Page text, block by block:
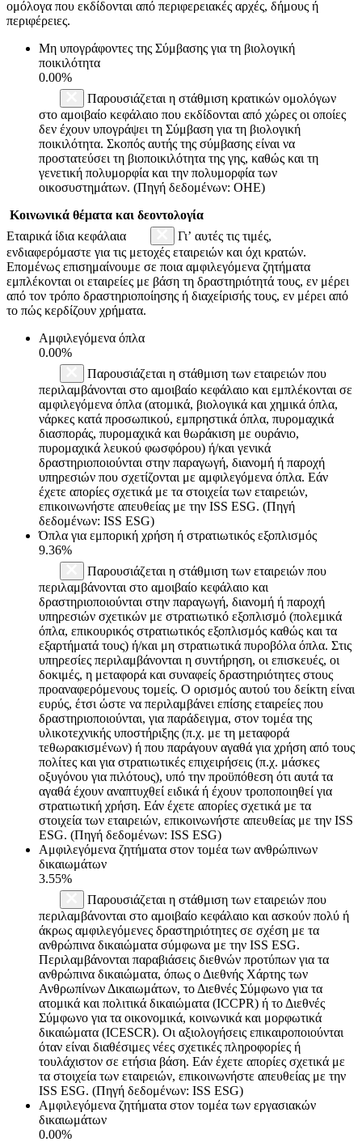
ομόλογα που εκδίδονται από περιφερειακές αρχές, δήμους ή
περιφέρειες.
Μη υπογράφοντες της Σύμβασης για τη βιολογική
ποικιλότητα
0.00%
Παρουσιάζεται η στάθμιση κρατικών ομολόγων
στο αμοιβαίο κεφάλαιο που εκδίδονται από χώρες οι οποίες
δεν έχουν υπογράψει τη Σύμβαση για τη βιολογική
ποικιλότητα. Σκοπός αυτής της σύμβασης είναι να
προστατεύσει τη βιοποικιλότητα της γης, καθώς και τη
γενετική πολυμορφία και την πολυμορφία των
οικοσυστημάτων. (Πηγή δεδομένων: ΟΗΕ)
Κοινωνικά θέματα και δεοντολογία
Εταιρικά ίδια κεφάλαια
Γι’ αυτές τις τιμές,
ενδιαφερόμαστε για τις μετοχές εταιρειών και όχι κρατών.
Επομένως επισημαίνουμε σε ποια αμφιλεγόμενα ζητήματα
εμπλέκονται οι εταιρείες με βάση τη δραστηριότητά τους, εν μέρει
από τον τρόπο δραστηριοποίησης ή διαχείρισής τους, εν μέρει από
το πώς κερδίζουν χρήματα.
Αμφιλεγόμενα όπλα
0.00%
Παρουσιάζεται η στάθμιση των εταιρειών που
περιλαμβάνονται στο αμοιβαίο κεφάλαιο και εμπλέκονται σε
αμφιλεγόμενα όπλα (ατομικά, βιολογικά και χημικά όπλα,
νάρκες κατά προσωπικού, εμπρηστικά όπλα, πυρομαχικά
διασποράς, πυρομαχικά και θωράκιση με ουράνιο,
πυρομαχικά λευκού φωσφόρου) ή/και γενικά
δραστηριοποιούνται στην παραγωγή, διανομή ή παροχή
υπηρεσιών που σχετίζονται με αμφιλεγόμενα όπλα. Εάν
έχετε απορίες σχετικά με τα στοιχεία των εταιρειών,
επικοινωνήστε απευθείας με την ISS ESG. (Πηγή
δεδομένων: ISS ESG)
Όπλα για εμπορική χρήση ή στρατιωτικός εξοπλισμός
9.36%
Παρουσιάζεται η στάθμιση των εταιρειών που
περιλαμβάνονται στο αμοιβαίο κεφάλαιο και
δραστηριοποιούνται στην παραγωγή, διανομή ή παροχή
υπηρεσιών σχετικών με στρατιωτικό εξοπλισμό (πολεμικά
όπλα, επικουρικός στρατιωτικός εξοπλισμός καθώς και τα
εξαρτήματά τους) ή/και μη στρατιωτικά πυροβόλα όπλα. Στις
υπηρεσίες περιλαμβάνονται η συντήρηση, οι επισκευές, οι
δοκιμές, η μεταφορά και συναφείς δραστηριότητες στους
προαναφερόμενους τομείς. Ο ορισμός αυτού του δείκτη είναι
ευρύς, έτσι ώστε να περιλαμβάνει επίσης εταιρείες που
δραστηριοποιούνται, για παράδειγμα, στον τομέα της
υλικοτεχνικής υποστήριξης (π.χ. με τη μεταφορά
τεθωρακισμένων) ή που παράγουν αγαθά για χρήση από τους
πολίτες και για στρατιωτικές επιχειρήσεις (π.χ. μάσκες
οξυγόνου για πιλότους), υπό την προϋπόθεση ότι αυτά τα
αγαθά έχουν αναπτυχθεί ειδικά ή έχουν τροποποιηθεί για
στρατιωτική χρήση. Εάν έχετε απορίες σχετικά με τα
στοιχεία των εταιρειών, επικοινωνήστε απευθείας με την ISS
ESG. (Πηγή δεδομένων: ISS ESG)
Αμφιλεγόμενα ζητήματα στον τομέα των ανθρώπινων
δικαιωμάτων
3.55%
Παρουσιάζεται η στάθμιση των εταιρειών που
περιλαμβάνονται στο αμοιβαίο κεφάλαιο και ασκούν πολύ ή
άκρως αμφιλεγόμενες δραστηριότητες σε σχέση με τα
ανθρώπινα δικαιώματα σύμφωνα με την ISS ESG.
Περιλαμβάνονται παραβιάσεις διεθνών προτύπων για τα
ανθρώπινα δικαιώματα, όπως ο Διεθνής Χάρτης των
Ανθρωπίνων Δικαιωμάτων, το Διεθνές Σύμφωνο για τα
ατομικά και πολιτικά δικαιώματα (ICCPR) ή το Διεθνές
Σύμφωνο για τα οικονομικά, κοινωνικά και μορφωτικά
δικαιώματα (ICESCR). Οι αξιολογήσεις επικαιροποιούνται
όταν είναι διαθέσιμες νέες σχετικές πληροφορίες ή
τουλάχιστον σε ετήσια βάση. Εάν έχετε απορίες σχετικά με
τα στοιχεία των εταιρειών, επικοινωνήστε απευθείας με την
ISS ESG. (Πηγή δεδομένων: ISS ESG)
Αμφιλεγόμενα ζητήματα στον τομέα των εργασιακών
δικαιωμάτων
0.00%